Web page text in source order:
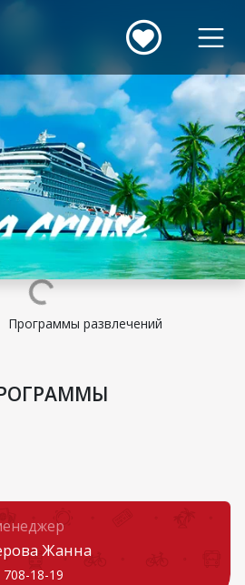
Программы развлечений
Жанна
18-19